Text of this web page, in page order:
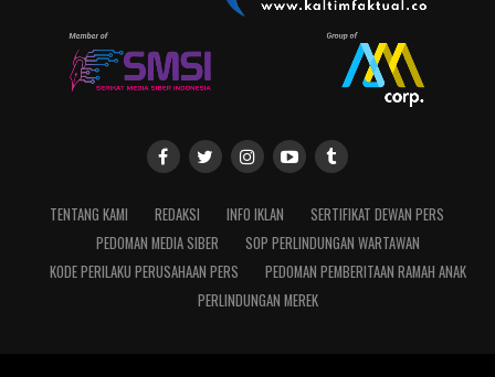
TENTANG KAMI REDAKSI INFO IKLAN
SERTIFIKAT DEWAN PERS
PEDOMAN MEDIA SIBER
SOP PERLINDUNGAN WARTAWAN
KODE PERILAKU PERUSAHAAN PERS
PEDOMAN PEMBERITAAN RAMAH ANAK
PERLINDUNGAN MEREK